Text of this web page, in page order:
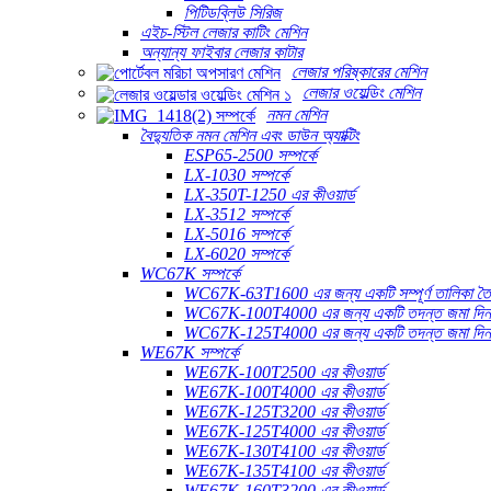
পিটিডব্লিউ সিরিজ
এইচ-স্টিল লেজার কাটিং মেশিন
অন্যান্য ফাইবার লেজার কাটার
লেজার পরিষ্কারের মেশিন
লেজার ওয়েল্ডিং মেশিন
নমন মেশিন
বৈদ্যুতিক নমন মেশিন এবং ডাউন অ্যাক্টিং
ESP65-2500 সম্পর্কে
LX-1030 সম্পর্কে
LX-350T-1250 এর কীওয়ার্ড
LX-3512 সম্পর্কে
LX-5016 সম্পর্কে
LX-6020 সম্পর্কে
WC67K সম্পর্কে
WC67K-63T1600 এর জন্য একটি সম্পূর্ণ তালিকা
WC67K-100T4000 এর জন্য একটি তদন্ত জমা
WC67K-125T4000 এর জন্য একটি তদন্ত জমা
WE67K সম্পর্কে
WE67K-100T2500 এর কীওয়ার্ড
WE67K-100T4000 এর কীওয়ার্ড
WE67K-125T3200 এর কীওয়ার্ড
WE67K-125T4000 এর কীওয়ার্ড
WE67K-130T4100 এর কীওয়ার্ড
WE67K-135T4100 এর কীওয়ার্ড